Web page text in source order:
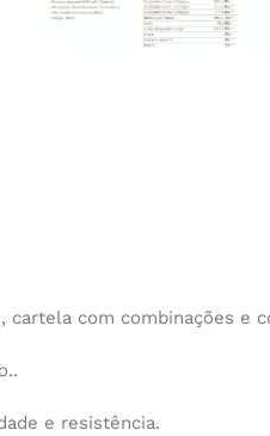
com combinações e
e resistência.